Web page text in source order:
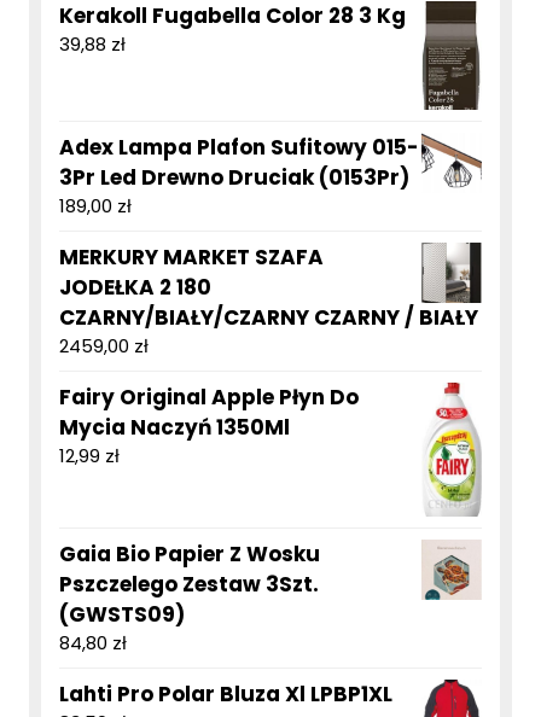
Kerakoll Fugabella Color 28 3 Kg
39,88 zł
Adex Lampa Plafon Sufitowy 015-
3Pr Led Drewno Druciak (0153Pr)
189,00 zł
MERKURY MARKET SZAFA
JODEŁKA 2 180
CZARNY/BIAŁY/CZARNY CZARNY / BIAŁY
2459,00 zł
Fairy Original Apple Płyn Do
Mycia Naczyń 1350Ml
12,99 zł
Gaia Bio Papier Z Wosku
Pszczelego Zestaw 3Szt.
(GWSTS09)
84,80 zł
Lahti Pro Polar Bluza Xl LPBP1XL